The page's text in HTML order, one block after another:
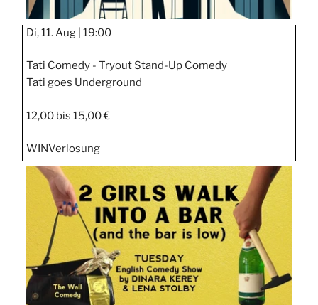
Di, 11. Aug | 19:00
Tati Comedy - Tryout Stand-Up Comedy
Tati goes Underground
12,00 bis 15,00 €
WINVerlosung